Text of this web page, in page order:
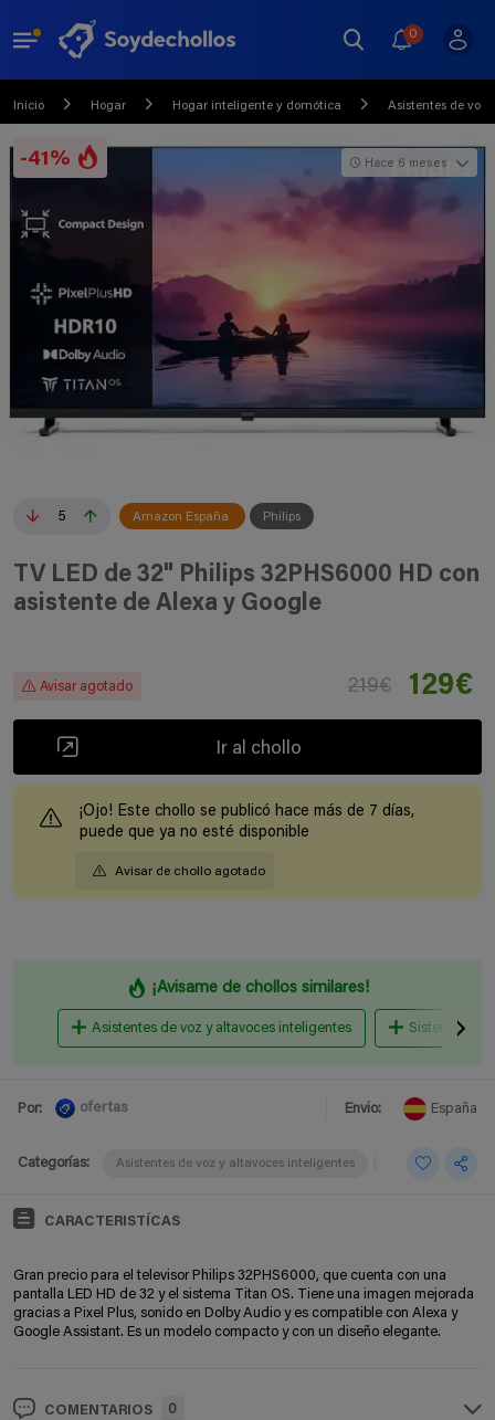
0
Inicio Hogar Hogar inteligente y domótica Asistentes de voz
-41%
5 Amazon España Philips
Hace 6 meses
TV LED de 32" Philips 32PHS6000 HD con
asistente de Alexa y Google
Avisar agotado 219€ 129€
Ir al chollo
¡Ojo! Este chollo se publicó hace más de 7 días,
puede que ya no esté disponible
Avisar de chollo agotado
¡Avisame de chollos similares!
Asistentes de voz y altavoces inteligentes Sistemas
Por: ofertas Envio: España
Categorías: Asistentes de voz y altavoces inteligentes Sistemas
CARACTERISTÍCAS
Gran precio para el televisor Philips 32PHS6000, que cuenta con una
pantalla LED HD de 32 y el sistema Titan OS. Tiene una imagen mejorada
gracias a Pixel Plus, sonido en Dolby Audio y es compatible con Alexa y
Google Assistant. Es un modelo compacto y con un diseño elegante.
COMENTARIOS 0